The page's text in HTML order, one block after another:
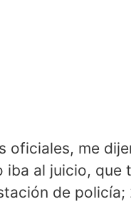
oficiales, me
iba al juicio, que
de